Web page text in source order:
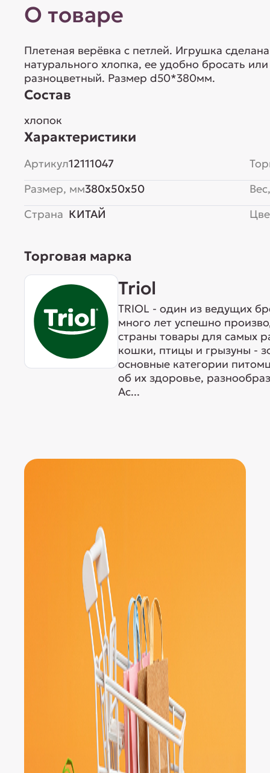
О товаре
Плетеная верёвка с петлей. Игрушка
натурального хлопка, ее удобно бросать
разноцветный. Размер d50*380мм.
Состав
хлопок
Характеристики
Артикул12111047
Размер, мм380x50x50
Страна КИТАЙ
Торговая марка
Triol
TRIOL - один из ведущих
много лет успешно
страны товары для самых
кошки, птицы и грызуны -
основные категории
об их здоровье,
Ас...